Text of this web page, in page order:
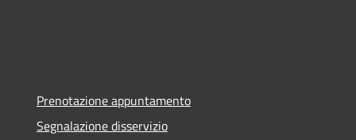
Prenotazione appuntamento
Segnalazione disservizio